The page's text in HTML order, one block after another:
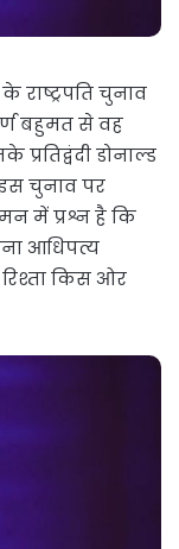
के राष्ट्रपति चुनाव
बहुमत से वह
डोनाल्ड
चुनाव पर
में प्रश्न है कि
आधिपत्य
किस ओर